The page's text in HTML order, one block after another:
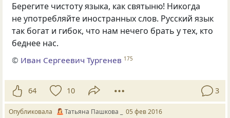
Берегите чистоту языка, как святыню! Никогда
не употребляйте иностранных слов. Русский язык
так богат и гибок, что нам нечего брать у тех, кто
беднее нас.
© Иван Сергеевич Тургенев 175
64 10 3
Опубликовала Татьяна Пашкова _ 05 фев 2016